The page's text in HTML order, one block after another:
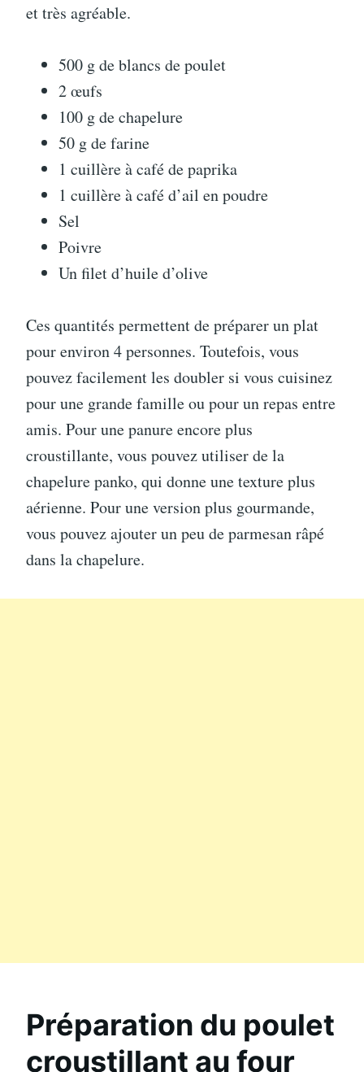
et très agréable.
500 g de blancs de poulet
2 œufs
100 g de chapelure
50 g de farine
1 cuillère à café de paprika
1 cuillère à café d’ail en poudre
Sel
Poivre
Un filet d’huile d’olive
Ces quantités permettent de préparer un plat
pour environ 4 personnes. Toutefois, vous
pouvez facilement les doubler si vous cuisinez
pour une grande famille ou pour un repas entre
amis. Pour une panure encore plus
croustillante, vous pouvez utiliser de la
chapelure panko, qui donne une texture plus
aérienne. Pour une version plus gourmande,
vous pouvez ajouter un peu de parmesan râpé
dans la chapelure.
Préparation du poulet
croustillant au four